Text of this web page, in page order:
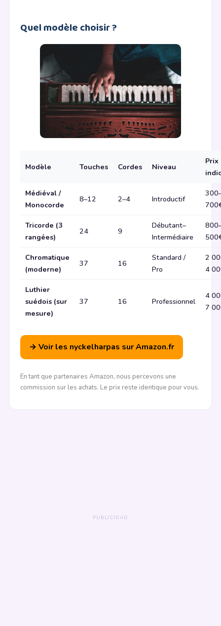
Quel modèle choisir ?
Modèle Touches Cordes Niveau
Prix
Médiéval /
Monocorde
8–12 2–4 Introductif
Tricorde (3
rangées)
24 9
Débutant–
Intermédiaire
Chromatique
(moderne)
37 16
Standard /
Pro
2
4
Luthier
suédois (sur
mesure)
37 16 Professionnel
4
7
→ Voir les nyckelharpas sur Amazon.fr
En tant que partenaires Amazon, nous percevons une
commission sur les achats. Le prix reste identique pour vous.